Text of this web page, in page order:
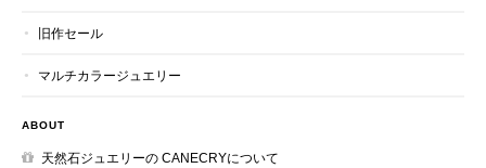
旧作セール
マルチカラージュエリー
ABOUT
天然石ジュエリーの CANECRYについて